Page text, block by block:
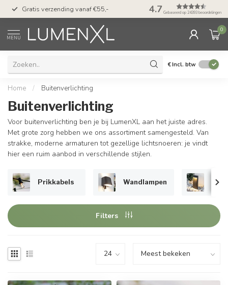
Gratis verzending vanaf €55,- 50 dagen
met Klarna
4.7 Gebaseerd op 24393 beoordelingen
MENU
0
€Incl. btw
Home / Buitenverlichting
Buitenverlichting
Voor buitenverlichting ben je bij LumenXL aan het juiste adres.
Met grote zorg hebben we ons assortiment samengesteld. Van
strakke, moderne armaturen tot gezellige lichtsnoeren: je vindt
hier een ruim aanbod in verschillende stijlen.
Prikkabels Wandlampen
Filters